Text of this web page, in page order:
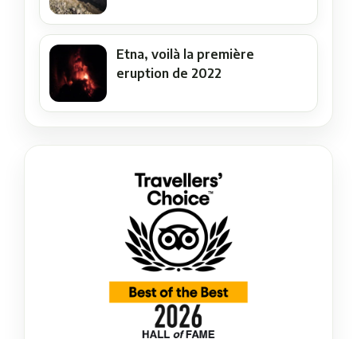
Etna, voilà la première
eruption de 2022